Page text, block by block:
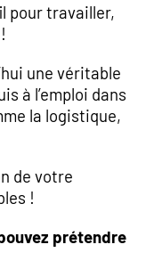
pour travailler,
une véritable
à l’emploi dans
la logistique,
de votre
!
prétendre